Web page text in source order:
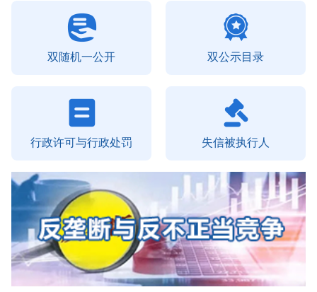
双随机一公开 双公示目录
行政许可与行政处罚 失信被执行人